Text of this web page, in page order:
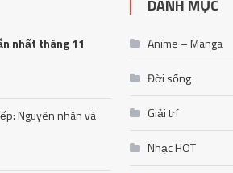
nhất tháng 11
Nguyên nhân và
DANH MỤC
Anime – Manga
Đời sống
Giải trí
Nhạc HOT